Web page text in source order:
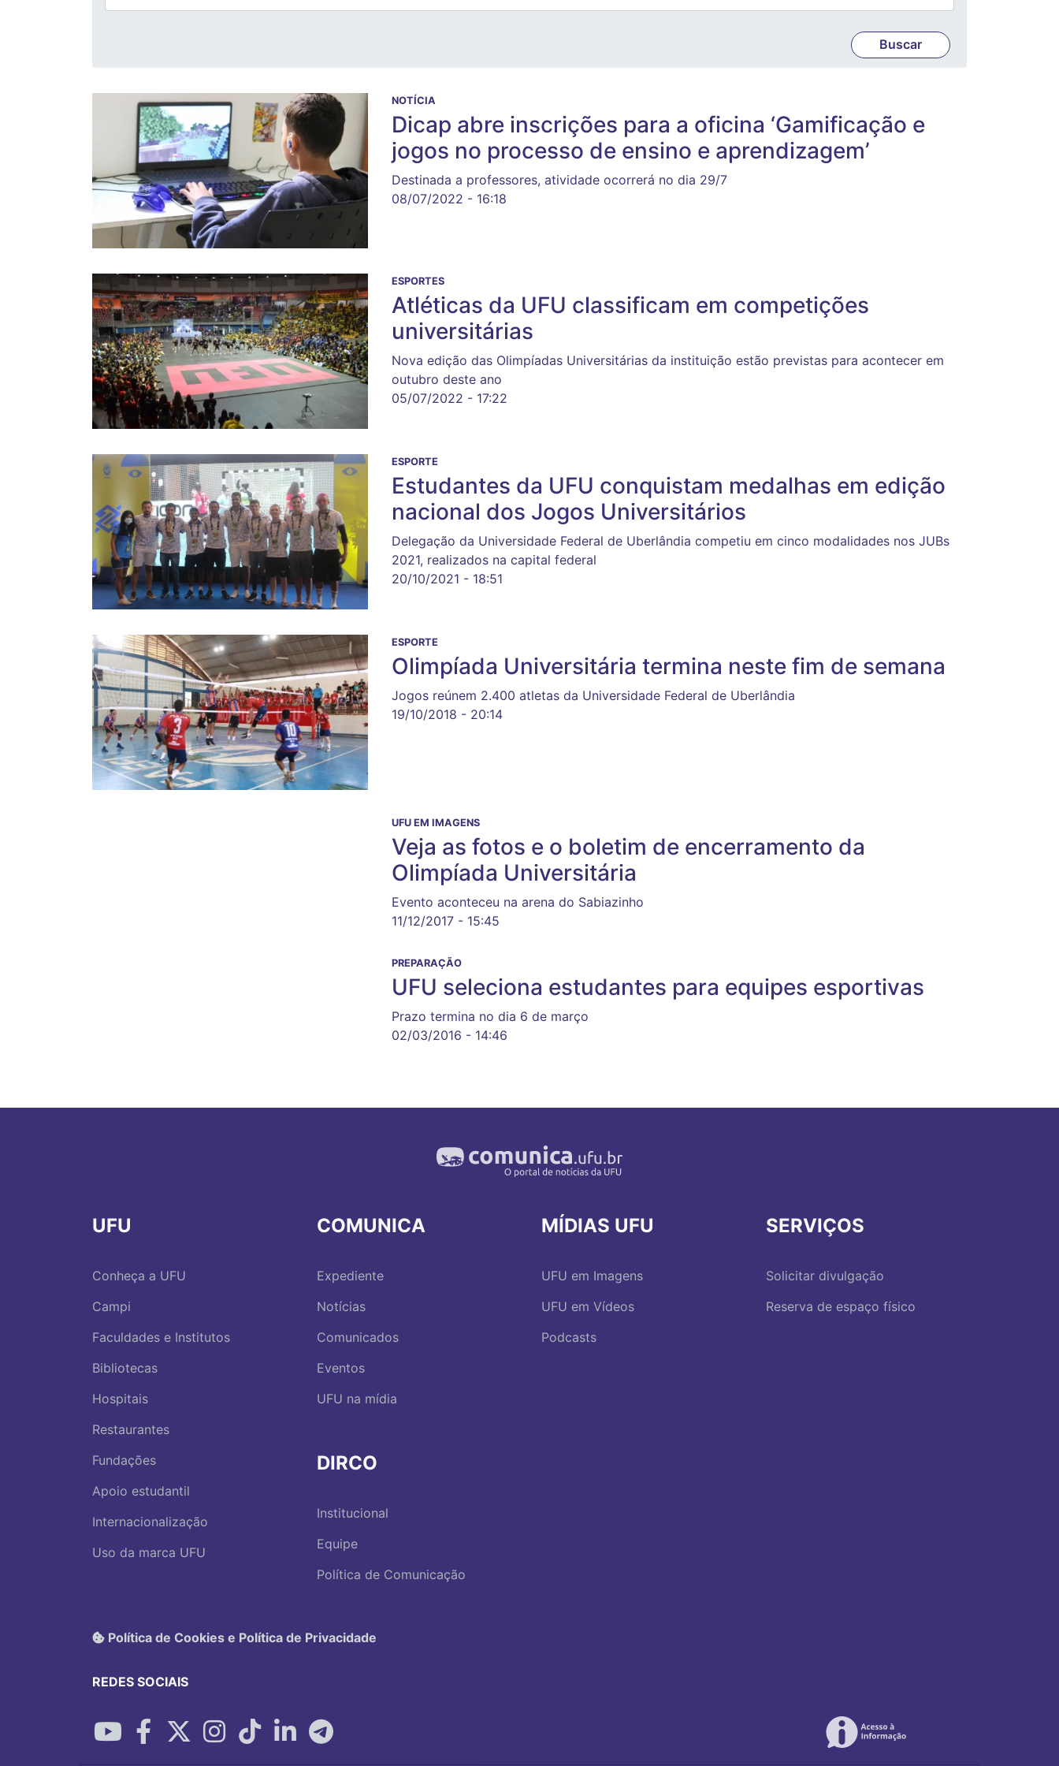
NOTÍCIA
Dicap abre inscrições para a oficina ‘Gamificação e
jogos no processo de ensino e aprendizagem’
Destinada a professores, atividade ocorrerá no dia 29/7
08/07/2022 - 16:18
ESPORTES
Atléticas da UFU classificam em competições
universitárias
Nova edição das Olimpíadas Universitárias da instituição estão previstas para acontecer em
outubro deste ano
05/07/2022 - 17:22
ESPORTE
Estudantes da UFU conquistam medalhas em edição
nacional dos Jogos Universitários
Delegação da Universidade Federal de Uberlândia competiu em cinco modalidades nos JUBs
2021, realizados na capital federal
20/10/2021 - 18:51
ESPORTE
Olimpíada Universitária termina neste fim de semana
Jogos reúnem 2.400 atletas da Universidade Federal de Uberlândia
19/10/2018 - 20:14
UFU EM IMAGENS
Veja as fotos e o boletim de encerramento da
Olimpíada Universitária
Evento aconteceu na arena do Sabiazinho
11/12/2017 - 15:45
PREPARAÇÃO
UFU seleciona estudantes para equipes esportivas
Prazo termina no dia 6 de março
02/03/2016 - 14:46
UFU
Conheça a UFU
Campi
Faculdades e Institutos
Bibliotecas
Hospitais
Restaurantes
Fundações
Apoio estudantil
Internacionalização
Uso da marca UFU
COMUNICA
Expediente
Notícias
Comunicados
Eventos
UFU na mídia
DIRCO
Institucional
Equipe
Política de Comunicação
MÍDIAS UFU
UFU em Imagens
UFU em Vídeos
Podcasts
SERVIÇOS
Solicitar divulgação
Reserva de espaço físico
Política de Cookies e Política de Privacidade
REDES SOCIAIS